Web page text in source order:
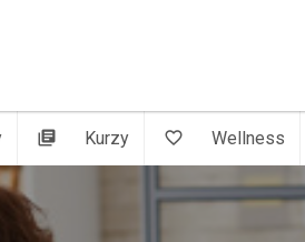
library_books Kurzy favorite_border Wellness